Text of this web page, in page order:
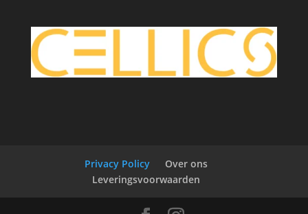
Privacy Policy
Over ons
Leveringsvoorwaarden